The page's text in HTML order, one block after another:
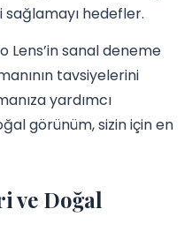
hedefler.
Lens’in sanal deneme
tavsiyelerini
yardımcı
görünüm, sizin için en
ve Doğal